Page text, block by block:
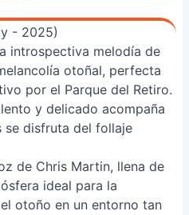
- 2025)
introspectiva melodía de
otoñal, perfecta
por el Parque del Retiro.
y delicado acompaña
se disfruta del follaje
de Chris Martin, llena de
ideal para la
otoño en un entorno tan